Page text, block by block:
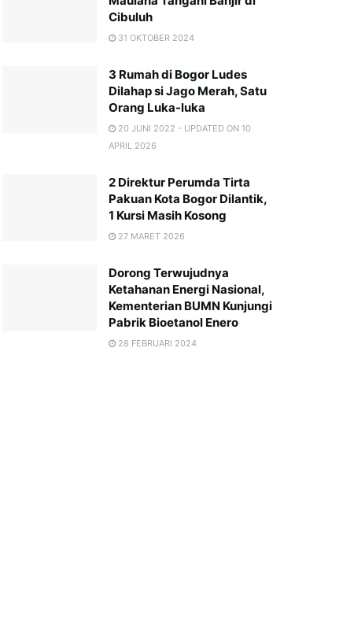
Cibuluh
31 OKTOBER 2024
3 Rumah di Bogor Ludes
Dilahap si Jago Merah, Satu
Orang Luka-luka
20 JUNI 2022 - UPDATED ON 10
APRIL 2026
2 Direktur Perumda Tirta
Pakuan Kota Bogor Dilantik,
1 Kursi Masih Kosong
27 MARET 2026
Dorong Terwujudnya
Ketahanan Energi Nasional,
Kementerian BUMN Kunjungi
Pabrik Bioetanol Enero
28 FEBRUARI 2024